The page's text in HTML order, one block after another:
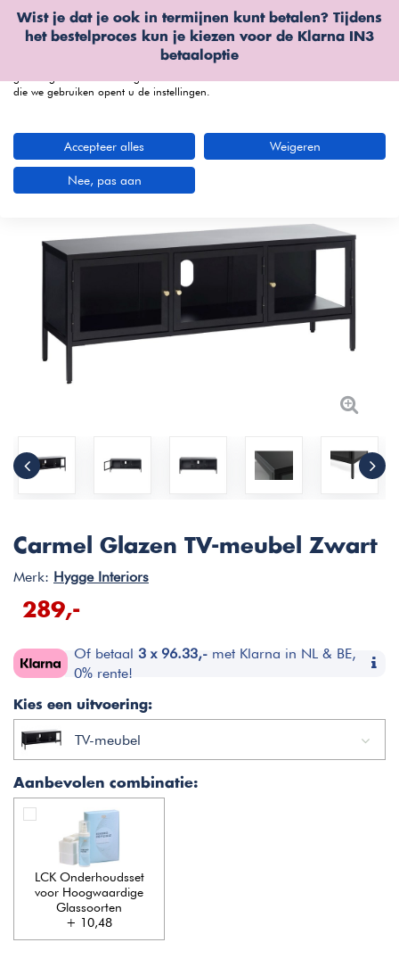
Wist je dat je ook in termijnen kunt betalen? Tijdens
het bestelproces kun je kiezen voor de Klarna IN3
betaaloptie
Carmel Glazen TV-meubel Zwart
Merk: Hygge Interiors
289,-
Of betaal 3 x 96.33,-met Klarna in NL & BE,
0% rente!
Kies een uitvoering:
TV-meubel
Aanbevolen combinatie:
LCK Onderhoudsset
voor Hoogwaardige
Glassoorten
+ 10,48
Wij gebruiken cookies
We kunnen deze plaatsen voor analyse van onze bezoekersgegevens, om
onze website te verbeteren, gepersonaliseerde inhoud te tonen en om u een
die we gebruiken opent u de instellingen.
Accepteer alles Weigeren
Nee, pas aan